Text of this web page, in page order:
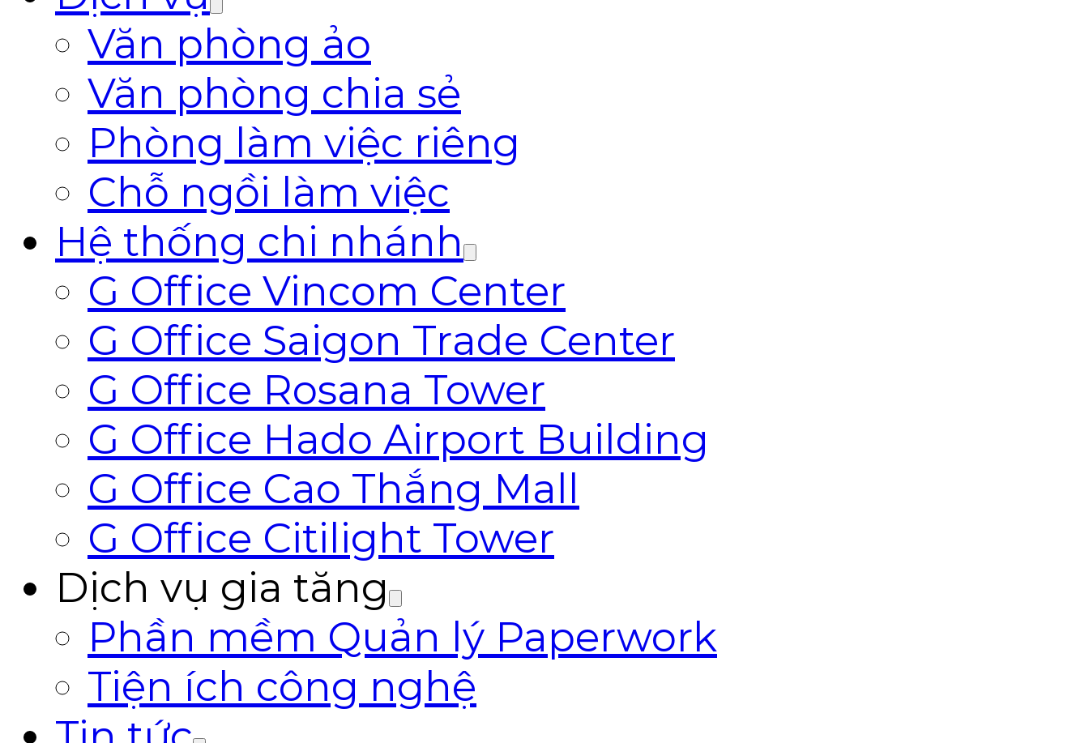
Văn phòng ảo
Văn phòng chia sẻ
Phòng làm việc riêng
Chỗ ngồi làm việc
Hệ thống chi nhánh
G Office Vincom Center
G Office Saigon Trade Center
G Office Rosana Tower
G Office Hado Airport Building
G Office Cao Thắng Mall
G Office Citilight Tower
Dịch vụ gia tăng
Phần mềm Quản lý Paperwork
Tiện ích công nghệ